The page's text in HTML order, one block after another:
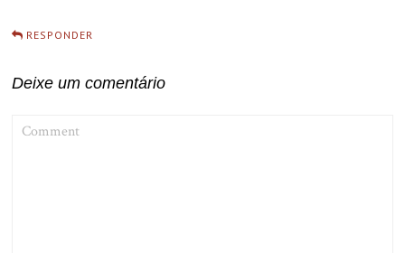
RESPONDER
Deixe um comentário